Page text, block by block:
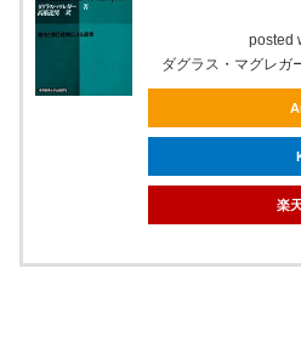
posted
ダグラス・マグレガ
楽